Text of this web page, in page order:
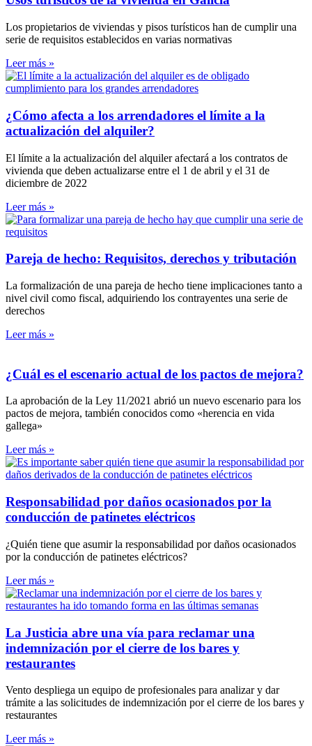
Los propietarios de viviendas y pisos turísticos han de cumplir una
serie de requisitos establecidos en varias normativas
Leer más »
¿Cómo afecta a los arrendadores el límite a la
actualización del alquiler?
El límite a la actualización del alquiler afectará a los contratos de
vivienda que deben actualizarse entre el 1 de abril y el 31 de
diciembre de 2022
Leer más »
Pareja de hecho: Requisitos, derechos y tributación
La formalización de una pareja de hecho tiene implicaciones tanto a
nivel civil como fiscal, adquiriendo los contrayentes una serie de
derechos
Leer más »
¿Cuál es el escenario actual de los pactos de mejora?
La aprobación de la Ley 11/2021 abrió un nuevo escenario para los
pactos de mejora, también conocidos como «herencia en vida
gallega»
Leer más »
Responsabilidad por daños ocasionados por la
conducción de patinetes eléctricos
¿Quién tiene que asumir la responsabilidad por daños ocasionados
por la conducción de patinetes eléctricos?
Leer más »
La Justicia abre una vía para reclamar una
indemnización por el cierre de los bares y
restaurantes
Vento despliega un equipo de profesionales para analizar y dar
trámite a las solicitudes de indemnización por el cierre de los bares y
restaurantes
Leer más »